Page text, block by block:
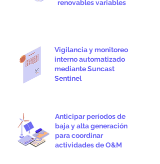
renovables variables
Vigilancia y monitoreo
interno automatizado
mediante Suncast
Sentinel
Anticipar períodos de
baja y alta generación
para coordinar
actividades de O&M